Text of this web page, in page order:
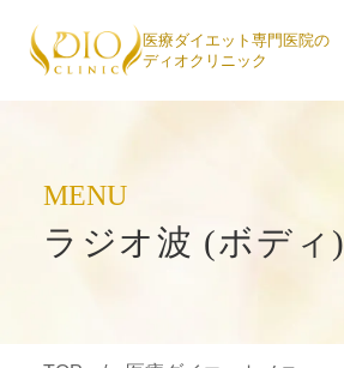
医療ダイエット専門医院の
ディオクリニック
MENU
ラジオ波 (ボディ)